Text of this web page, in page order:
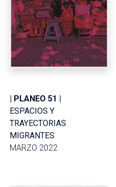
| PLANEO 51 |
ESPACIOS Y
TRAYECTORIAS
MIGRANTES
MARZO 2022